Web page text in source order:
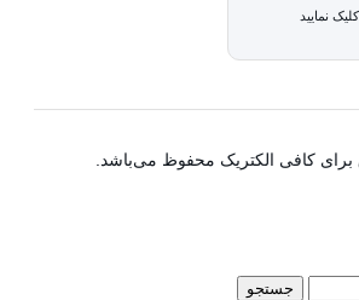
نمایید
کافی الکتریک محفوظ می‌باشد.
جستجو